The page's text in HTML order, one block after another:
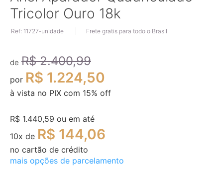
para
o
da
imagens
Tricolor Ouro 18k
Ref: 11727-unidade Frete gratis para todo o Brasil
de R$ 2.400,99
por R$ 1.224,50
à vista no PIX com 15% off
R$ 1.440,59 ou em até
10x de R$ 144,06
no cartão de crédito
mais opções de parcelamento